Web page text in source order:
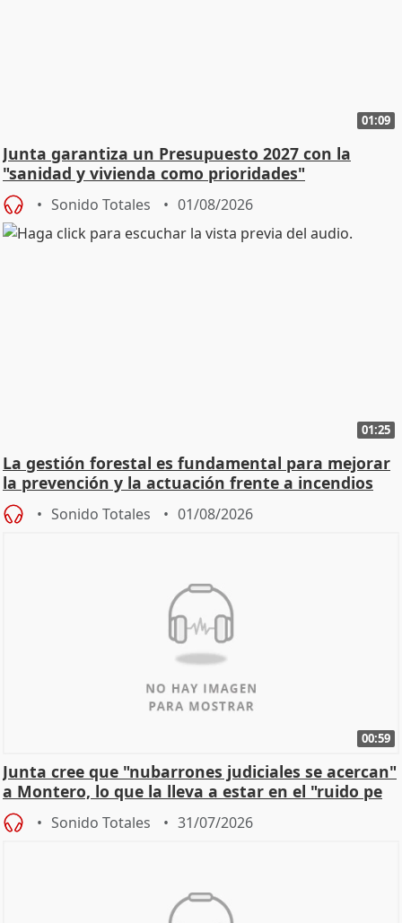
01:09
Junta garantiza un Presupuesto 2027 con la
"sanidad y vivienda como prioridades"
Sonido Totales 01/08/2026
01:25
La gestión forestal es fundamental para mejorar
la prevención y la actuación frente a incendios
Sonido Totales 01/08/2026
00:59
Junta cree que "nubarrones judiciales se acercan"
a Montero, lo que la lleva a estar en el "ruido pe
Sonido Totales 31/07/2026